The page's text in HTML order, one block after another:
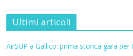
Ultimi articoli
AirSUP a Gallico: prima storica gara per